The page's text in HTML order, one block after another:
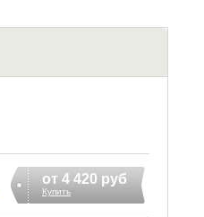
от 4 420 руб
Купить